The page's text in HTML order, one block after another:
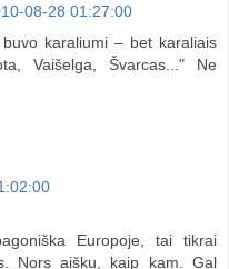
08-28 01:27:00
karaliumi – bet karaliais
Vaišelga, Švarcas..." Ne
Europoje, tai tikrai
Nors aišku, kaip kam. Gal